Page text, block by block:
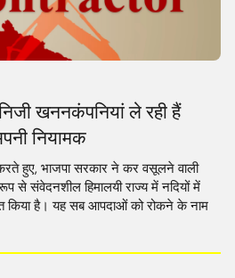
खननकंपनियां ले रही हैं
नियामक
हुए, भाजपा सरकार ने कर वसूलने वाली
से संवेदनशील हिमालयी राज्य में नदियों में
किया है। यह सब आपदाओं को रोकने के नाम